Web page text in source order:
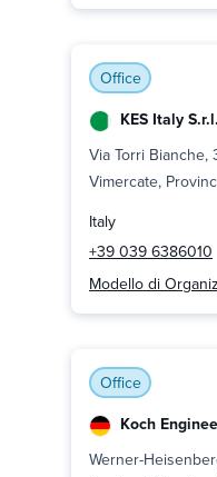
Office
KES Italy S.r.l.
Via Torri Bianche,
Vimercate,
Italy
+39 039 6386010
Modello di
Office
Koch
Werner-